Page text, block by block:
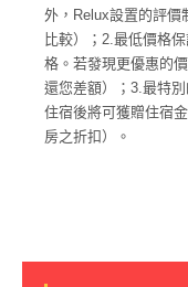
外，Relux設置的評價
比較）；2.最低價格
格。若發現更優惠的
還您差額）；3.最特
住宿後將可獲贈住宿
房之折扣）。